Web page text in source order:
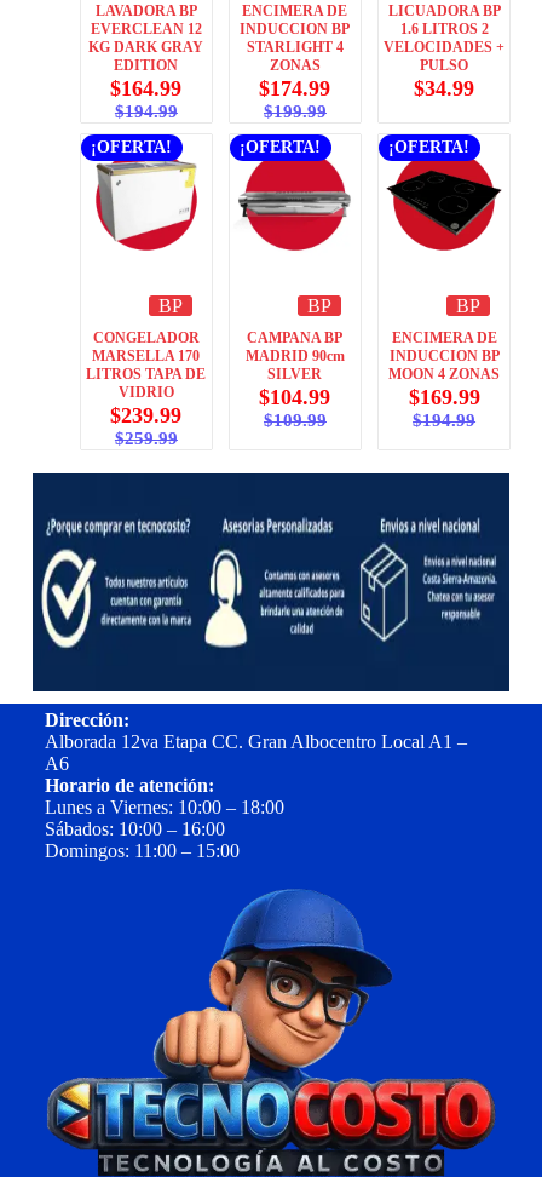
LAVADORA BP
EVERCLEAN 12
KG DARK GRAY
EDITION
$194.99
$164.99
ENCIMERA DE
INDUCCION BP
STARLIGHT 4
ZONAS
$199.99
$174.99
LICUADORA BP
1.6 LITROS 2
VELOCIDADES +
PULSO
$34.99
¡OFERTA!
BP
CONGELADOR
MARSELLA 170
LITROS TAPA DE
VIDRIO
$259.99
$239.99
¡OFERTA!
BP
CAMPANA BP
MADRID 90cm
SILVER
$109.99
$104.99
¡OFERTA!
BP
ENCIMERA DE
INDUCCION BP
MOON 4 ZONAS
$194.99
$169.99
Dirección:
Alborada 12va Etapa CC. Gran Albocentro Local A1 –
A6
Horario de atención:
Lunes a Viernes: 10:00 – 18:00
Sábados: 10:00 – 16:00
Domingos: 11:00 – 15:00